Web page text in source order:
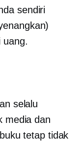
sendiri
uang.
selalu
media dan
tetap tidak